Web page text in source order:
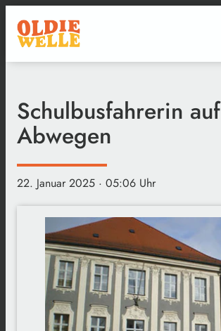
Schulbusfahrerin auf
Abwegen
22. Januar 2025 · 05:06 Uhr